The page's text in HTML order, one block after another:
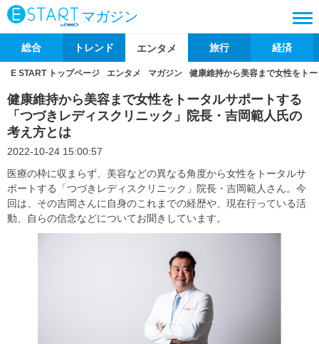
マガジン
総合 トレンド エンタメ 旅行 経済
E START トップページ エンタメ マガジン 健康維持から美容まで女性をト
健康維持から美容まで女性をトータルサポートする
「つづきレディスクリニック」院長・吉岡範人氏の
考え方とは
2022-10-24 15:00:57
医療の枠に収まらず、美容などの異なる角度から女性をトータルサ
ポートする「つづきレディスクリニック」院長・吉岡範人さん。今
回は、その吉岡さんに自身のこれまでの経歴や、現在行っている活
動、自らの信念などについてお聞きしています。